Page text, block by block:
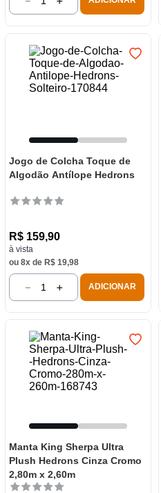
Jogo de Colcha Toque de
Algodão Antílope Hedrons
R$ 159,90
à vista
ou 8x de R$ 19,98
＋
－ ADICIONAR
Manta King Sherpa Ultra
Plush Hedrons Cinza Cromo
2,80m x 2,60m